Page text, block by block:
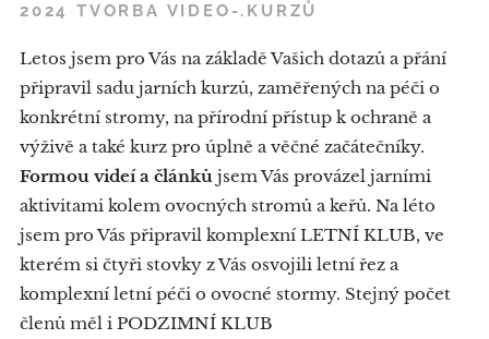
2024 TVORBA VIDEO-.KURZŮ
Letos jsem pro Vás na základě Vašich dotazů a přání
připravil sadu jarních kurzů, zaměřených na péči o
konkrétní stromy, na přírodní přístup k ochraně a
výživě a také kurz pro úplně a věčné začátečníky.
Formou videí a článků jsem Vás provázel jarními
aktivitami kolem ovocných stromů a keřů. Na léto
jsem pro Vás připravil komplexní LETNÍ KLUB, ve
kterém si čtyři stovky z Vás osvojili letní řez a
komplexní letní péči o ovocné stormy. Stejný počet
členů měl i PODZIMNÍ KLUB